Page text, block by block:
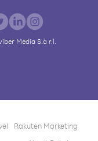
Media S.à r.l.
Rakuten Marketing